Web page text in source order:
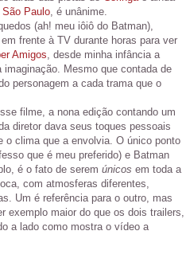
Paulo, é unânime.
(ah! meu iôiô do Batman),
frente à TV durante horas para ver
Amigos, desde minha infância a
imaginação. Mesmo que contada de
personagem a cada trama que o
filme, a nona edição contando um
diretor dava seus toques pessoais
o clima que a envolvia. O único ponto
que é meu preferido) e Batman
é o fato de serem únicos em toda a
com atmosferas diferentes,
Um é referência para o outro, mas
exemplo maior do que os dois trailers,
a lado como mostra o vídeo a